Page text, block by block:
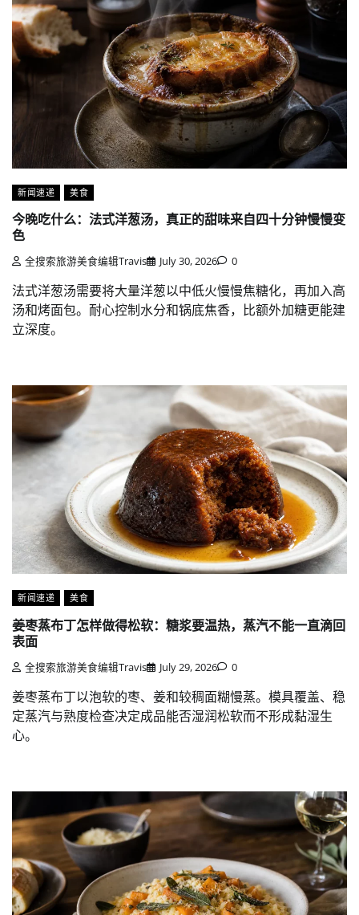
新闻速递 美食
今晚吃什么：法式洋葱汤，真正的甜味来自四十分钟慢慢变
色
全搜索旅游美食编辑Travis July 30, 2026 0
法式洋葱汤需要将大量洋葱以中低火慢慢焦糖化，再加入高
汤和烤面包。耐心控制水分和锅底焦香，比额外加糖更能建
立深度。
新闻速递 美食
姜枣蒸布丁怎样做得松软：糖浆要温热，蒸汽不能一直滴回
表面
全搜索旅游美食编辑Travis July 29, 2026 0
姜枣蒸布丁以泡软的枣、姜和较稠面糊慢蒸。模具覆盖、稳
定蒸汽与熟度检查决定成品能否湿润松软而不形成黏湿生
心。